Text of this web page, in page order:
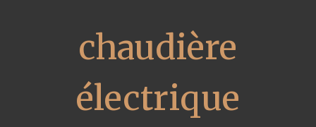
chaudière
électrique